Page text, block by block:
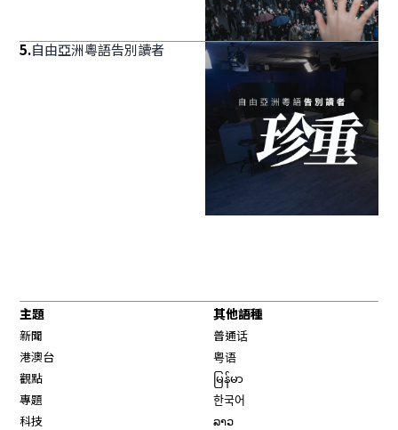
5.自由亞洲粵語告別讀者
主題
新聞
港澳台
觀點
專題
科技
其他語種
普通话
粤语
မြန်မာ
한국어
ລາວ